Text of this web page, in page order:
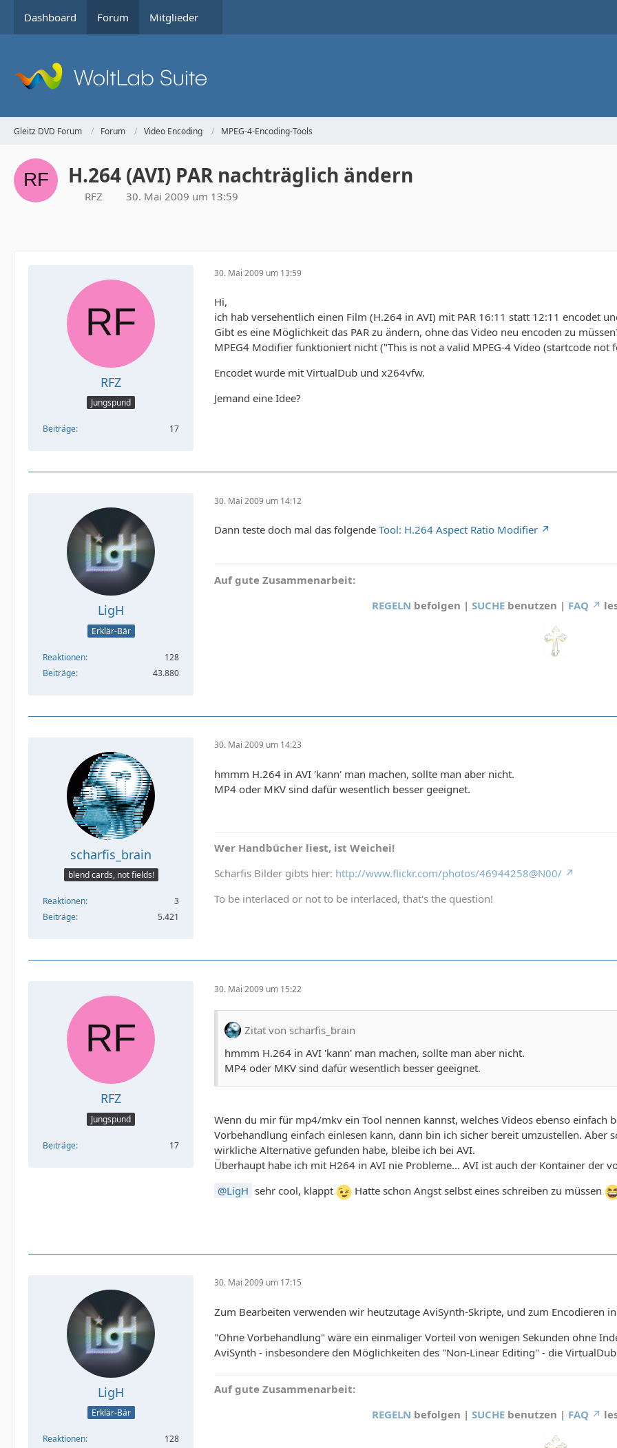
Dashboard Forum Mitglieder
Gleitz DVD Forum Forum Video Encoding MPEG-4-Encoding-Tools
H.264 (AVI) PAR nachträglich ändern
RFZ 30. Mai 2009 um 13:59
RFZ
Jungspund
Beiträge 17
30. Mai 2009 um 13:59
Hi,
ich hab versehentlich einen Film (H.264 in AVI) mit PAR 16:11 statt 12:11 encodet
Gibt es eine Möglichkeit das PAR zu ändern, ohne das Video neu encoden zu
MPEG4 Modifier funktioniert nicht ("This is not a valid MPEG-4 Video (startcode
Encodet wurde mit VirtualDub und x264vfw.
Jemand eine Idee?
LigH
Erklär-Bär
Reaktionen
128
Beiträge
43.880
30. Mai 2009 um 14:12
Dann teste doch mal das folgende Tool: H.264 Aspect Ratio Modifier
Auf gute Zusammenarbeit:
REGELN befolgen | SUCHE benutzen | FAQ
scharfis_brain
blend cards, not fields!
Reaktionen
3
Beiträge
5.421
30. Mai 2009 um 14:23
hmmm H.264 in AVI 'kann' man machen, sollte man aber nicht.
MP4 oder MKV sind dafür wesentlich besser geeignet.
Wer Handbücher liest, ist Weichei!
Scharfis Bilder gibts hier: http://www.flickr.com/photos/46944258@N00/
To be interlaced or not to be interlaced, that's the question!
RFZ
Jungspund
Beiträge 17
30. Mai 2009 um 15:22
Zitat von scharfis_brain
hmmm H.264 in AVI 'kann' man machen, sollte man aber nicht.
MP4 oder MKV sind dafür wesentlich besser geeignet.
Wenn du mir für mp4/mkv ein Tool nennen kannst, welches Videos ebenso einfach
Vorbehandlung einfach einlesen kann, dann bin ich sicher bereit umzustellen. Aber
wirkliche Alternative gefunden habe, bleibe ich bei AVI.
Überhaupt habe ich mit H264 in AVI nie Probleme... AVI ist auch der Kontainer der
LigH sehr cool, klappt Hatte schon Angst selbst eines schreiben zu müssen
LigH
Erklär-Bär
Reaktionen
128
30. Mai 2009 um 17:15
Zum Bearbeiten verwenden wir heutzutage AviSynth-Skripte, und zum Encodieren
"Ohne Vorbehandlung" wäre ein einmaliger Vorteil von wenigen Sekunden ohne
AviSynth - insbesondere den Möglichkeiten des "Non-Linear Editing" - die
Auf gute Zusammenarbeit:
REGELN befolgen | SUCHE benutzen | FAQ